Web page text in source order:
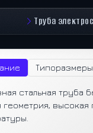
Труба
ст.20 · ГОСТ 8732
Типоразмеры
стальная труба
геометрия, высокая